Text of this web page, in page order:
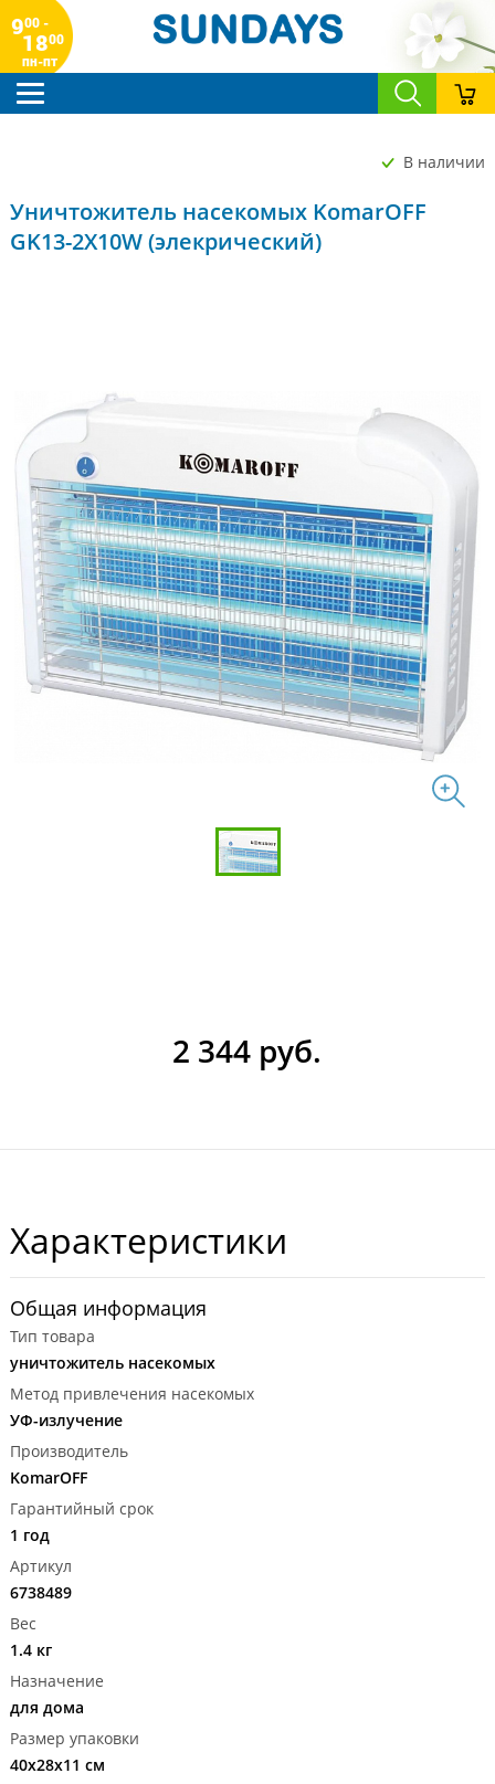
900 -
1800
пн-пт
В наличии
Уничтожитель насекомых KomarOFF
GK13-2X10W (элекрический)
2 344 руб.
Характеристики
Общая информация
Тип товара
уничтожитель насекомых
Метод привлечения насекомых
УФ-излучение
Производитель
KomarOFF
Гарантийный срок
1 год
Артикул
6738489
Вес
1.4 кг
Назначение
для дома
Размер упаковки
40x28x11 см